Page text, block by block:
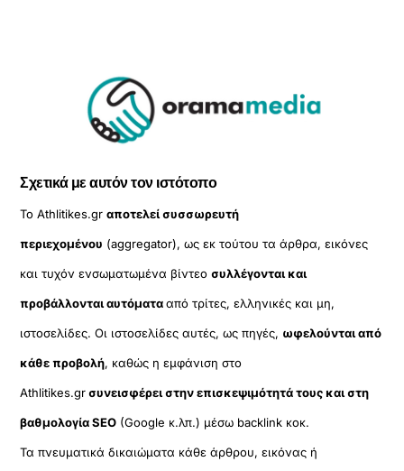
Σχετικά με αυτόν τον ιστότοπο
Το Athlitikes.grαποτελεί συσσωρευτή
περιεχομένου (aggregator), ως εκ τούτου τα άρθρα, εικόνες
και τυχόν ενσωματωμένα βίντεοσυλλέγονται και
προβάλλονται αυτόματααπό τρίτες, ελληνικές και μη,
ιστοσελίδες. Οι ιστοσελίδες αυτές, ως πηγές, ωφελούνται από
κάθε προβολή, καθώς η εμφάνιση στο
Athlitikes.grσυνεισφέρει στην επισκεψιμότητά τους και στη
βαθμολογία SEO (Google κ.λπ.) μέσω backlink κοκ.
Τα πνευματικά δικαιώματα κάθε άρθρου, εικόνας ή